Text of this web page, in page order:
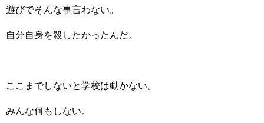
遊びでそんな事言わない。
自分自身を殺したかったんだ。
ここまでしないと学校は動かない。
みんな何もしない。